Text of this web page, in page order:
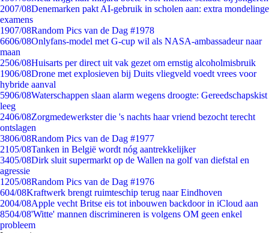
2007/08Denemarken pakt AI-gebruik in scholen aan: extra mondelinge
examens
1907/08Random Pics van de Dag #1978
6606/08Onlyfans-model met G-cup wil als NASA-ambassadeur naar
maan
2506/08Huisarts per direct uit vak gezet om ernstig alcoholmisbruik
1906/08Drone met explosieven bij Duits vliegveld voedt vrees voor
hybride aanval
5906/08Waterschappen slaan alarm wegens droogte: Gereedschapskist
leeg
2406/08Zorgmedewerkster die 's nachts haar vriend bezocht terecht
ontslagen
3806/08Random Pics van de Dag #1977
2105/08Tanken in België wordt nóg aantrekkelijker
3405/08Dirk sluit supermarkt op de Wallen na golf van diefstal en
agressie
1205/08Random Pics van de Dag #1976
604/08Kraftwerk brengt ruimteschip terug naar Eindhoven
2004/08Apple vecht Britse eis tot inbouwen backdoor in iCloud aan
8504/08'Witte' mannen discrimineren is volgens OM geen enkel
probleem